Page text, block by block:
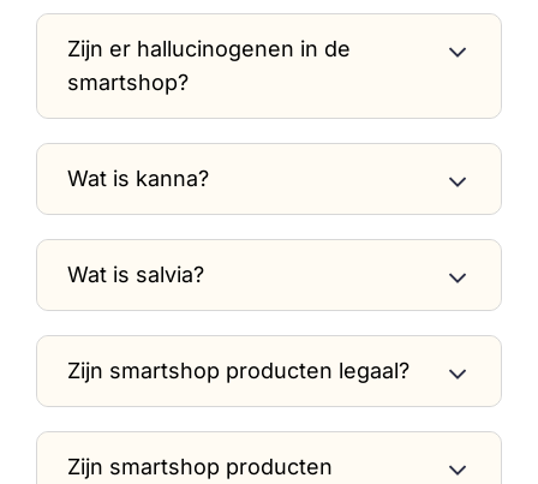
Zijn er hallucinogenen in de
smartshop?
Wat is kanna?
Wat is salvia?
Zijn smartshop producten legaal?
Zijn smartshop producten